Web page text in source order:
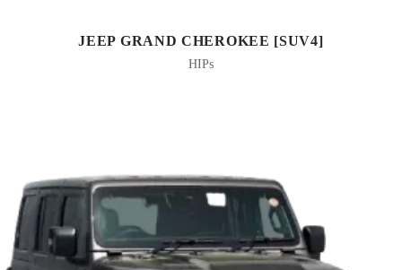
JEEP GRAND CHEROKEE [SUV4]
HIPs